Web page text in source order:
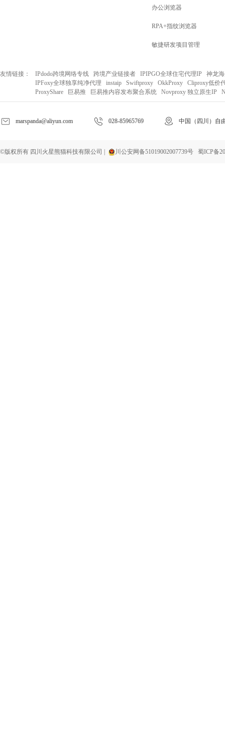
办公浏览器
RPA+指纹浏览器
敏捷研发项目管理
友情链接： IPdodo跨境网络专线 跨境产业链接者 IPIPGO全球住宅代理IP
神龙
IPFoxy全球独享纯净代理
instaip Swiftproxy OkkProxy
Cliproxy低价
ProxyShare
巨易推 巨易推内容发布聚合系统 Novproxy 独立原生IP
marspanda@aliyun.com 028-85965769 中国（四川）自
©版权所有 四川火星熊猫科技有限公司 | 川公安网备51019002007739号 蜀ICP备